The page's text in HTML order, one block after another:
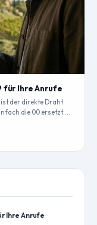
für Ihre Anrufe
ist der direkte Draht
die 00 ersetzt.…
Ihre Anrufe